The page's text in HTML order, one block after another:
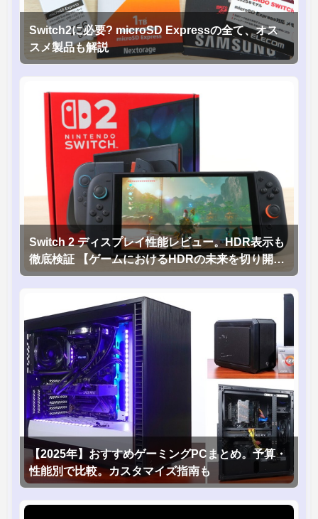
Switch2に必要? microSD Expressの全て、オス
スメ製品も解説
Switch 2 ディスプレイ性能レビュー。HDR表示も
徹底検証 【ゲームにおけるHDRの未来を切り開く
1台！】
【2025年】おすすめゲーミングPCまとめ。予算・
性能別で比較。カスタマイズ指南も